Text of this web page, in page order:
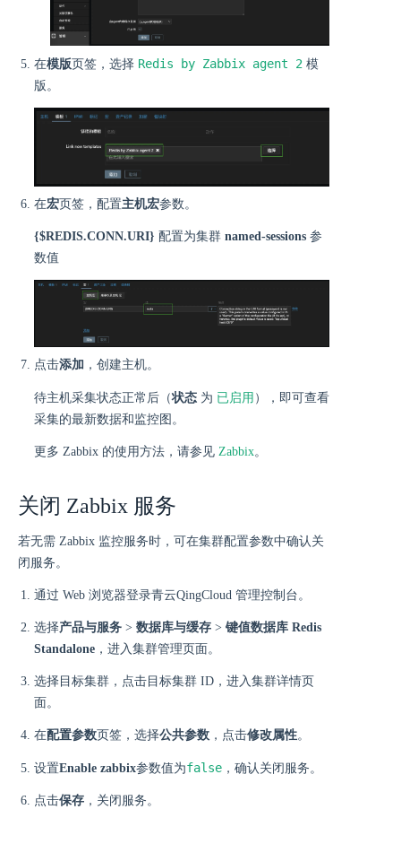
在模版页签，选择 Redis by Zabbix agent 2 模
版。
在宏页签，配置主机宏参数。
{$REDIS.CONN.URI} 配置为集群 named-sessions 参
数值
点击添加 ，创建主机。
待主机采集状态正常后（状态 为 已启用 ），即可查看
采集的最新数据和监控图。
更多 Zabbix 的使用方法，请参见 Zabbix。
关闭 Zabbix 服务
若无需 Zabbix 监控服务时，可在集群配置参数中确认关
闭服务。
通过 Web 浏览器登录青云QingCloud 管理控制台。
选择产品与服务 > 数据库与缓存 > 键值数据库 Redis
Standalone ，进入集群管理页面。
选择目标集群，点击目标集群 ID，进入集群详情页
面。
在配置参数页签，选择公共参数 ，点击修改属性。
设置Enable zabbix参数值为false ，确认关闭服务。
点击保存 ，关闭服务。